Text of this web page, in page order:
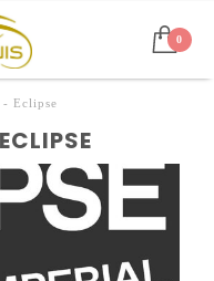
0
- Eclipse